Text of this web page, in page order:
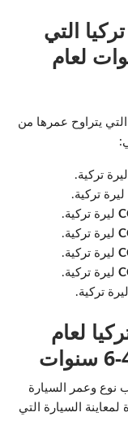
التي
منمن 1-3 سنوات لعام
التي يتراوح عمرها من
لعام
نوع وعمر السيارة
السيارة التي